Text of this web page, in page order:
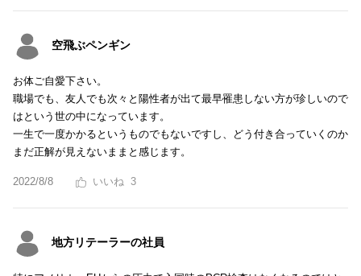
空飛ぶペンギン
お体ご自愛下さい。
職場でも、友人でも次々と陽性者が出て最早罹患しない方が珍しいので
はという世の中になっています。
一生で一度かかるというものでもないですし、どう付き合っていくのか
まだ正解が見えないままと感じます。
2022/8/8 3
地方リテーラーの社員